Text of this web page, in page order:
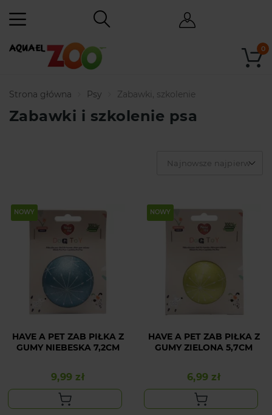
0
Strona główna Psy Zabawki, szkolenie
Zabawki i szkolenie psa
Najnowsze najpierw
NOWY
HAVE A PET ZAB PIŁKA Z
GUMY NIEBESKA 7,2CM
Cena
9,99 zł
NOWY
HAVE A PET ZAB PIŁKA Z
GUMY ZIELONA 5,7CM
Cena
6,99 zł